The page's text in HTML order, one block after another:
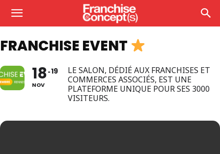
FRANCHISE EVENT
18
NOV
19
LE SALON, DÉDIÉ AUX FRANCHISES ET
COMMERCES ASSOCIÉS, EST UNE
PLATEFORME UNIQUE POUR SES 3000
VISITEURS.